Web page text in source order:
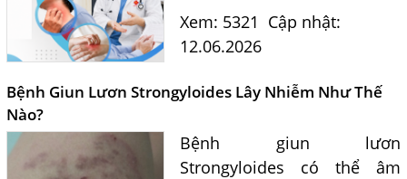
sán giúp đánh giá sức khỏe,
hạn chế biến chứng do
điều trị ký sinh trùng...
Xem: 5321 Cập nhật:
12.06.2026
Bệnh Giun Lươn Strongyloides Lây Nhiễm Như Thế
Nào?
Bệnh giun lươn
Strongyloides có thể âm